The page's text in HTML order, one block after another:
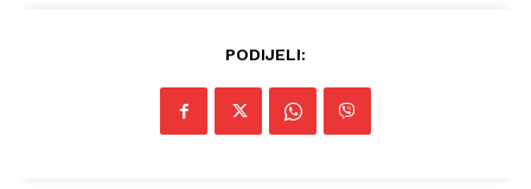
PODIJELI: